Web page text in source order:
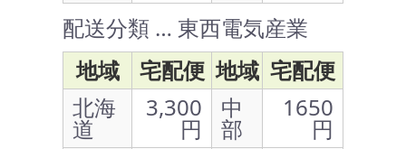
配送分類 … 東西電気産業
地域
宅配便 地域 宅配便
北海
道
3,300
円
中
部
1650
円